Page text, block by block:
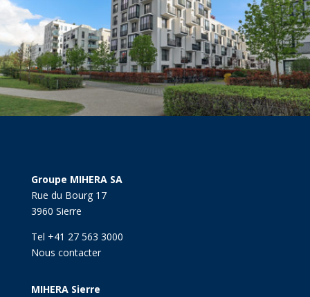
Groupe MIHERA SA
Rue du Bourg 17
3960 Sierre
Tel +41 27 563 3000
Nous contacter
MIHERA Sierre